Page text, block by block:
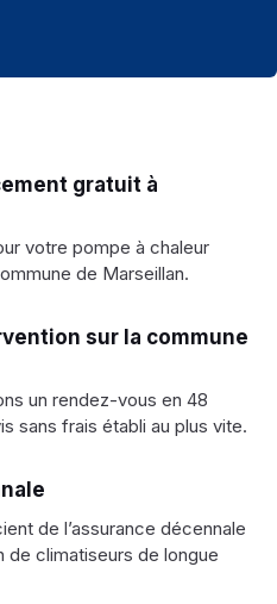
gratuit à
votre pompe à chaleur
de Marseillan.
sur la commune
un rendez-vous en 48
sans frais établi au plus vite.
de l’assurance décennale
de climatiseurs de longue